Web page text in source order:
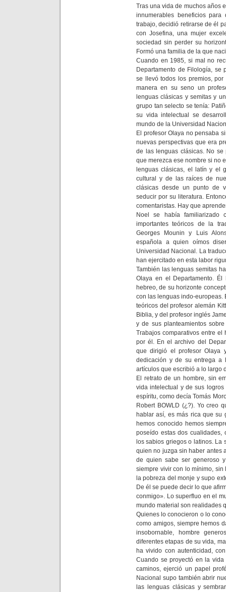
Tras una vida de muchos años
innumerables beneficios
trabajo, decidió retirarse de él
con Josefina, una mujer
sociedad sin perder su
Formó una familia de la que
Cuando en 1985, si mal no
Departamento de Filología, se
se llevó todos los premios,
manera en su seno un
lenguas clásicas y semitas y
grupo tan selecto se tenía:
su vida intelectual se
mundo de la Universidad
El profesor Olaya no pensaba
nuevas perspectivas que era
de las lenguas clásicas. No se
que merezca ese nombre si no
lenguas clásicas, el latín y el
cultural y de las raíces de
clásicas desde un punto de
seducir por su literatura.
comentaristas. Hay que
Noel se había
importantes teóricos de la
Georges Mounin y Luis
española a quien oímos
Universidad Nacional. La
han ejercitado en esta labor
También las lenguas semitas
Olaya en el Departamento.
hebreo, de su horizonte
con las lenguas indo-europeas.
teóricos del profesor alemán
Biblia, y del profesor inglés
y de sus planteamientos
Trabajos comparativos entre
por él. En el archivo del
que dirigió el profesor Olaya
dedicación y de su entrega a
artículos que escribió a lo largo
El retrato de un hombre, sin
vida intelectual y de sus
espíritu, como decía Tomás
Robert BOWLD (¿?). Yo creo
hablar así, es más rica que su
hemos conocido hemos
poseído estas dos
los sabios griegos o latinos. La
quien no juzga sin haber antes
de quien sabe ser generoso
siempre vivir con lo mínimo,
la pobreza del monje y supo
De él se puede decir lo que
conmigo». Lo superfluo en el
mundo material son realidades
Quienes lo conocieron o lo
como amigos, siempre hemos
insobornable, hombre
diferentes etapas de su vida,
ha vivido con autenticidad,
Cuando se proyectó en la
caminos, ejerció un papel
Nacional supo también abrir
las lenguas clásicas y